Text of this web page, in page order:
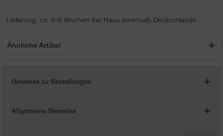
Lieferung: ca. 6-8 Wochen frei Haus innerhalb Deutschlands
Ähnliche Artikel
Hinweise zu Bestellungen
Allgemeine Hinweise